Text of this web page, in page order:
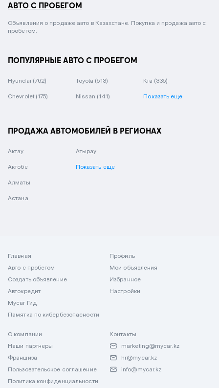
АВТО С ПРОБЕГОМ
Объявления о продаже авто в Казахстане. Покупка и продажа авто с
пробегом.
ПОПУЛЯРНЫЕ АВТО С ПРОБЕГОМ
Hyundai (762) Toyota (513) Kia (335)
Chevrolet (175) Nissan (141) Показать еще
ПРОДАЖА АВТОМОБИЛЕЙ В РЕГИОНАХ
Актау
Актобе
Алматы
Астана
Атырау
Показать еще
Главная
Авто с пробегом
Создать объявление
Автокредит
Mycar Гид
Памятка по кибербезопасности
Профиль
Мои объявления
Избранное
Настройки
О компании
Наши партнеры
Франшиза
Пользовательское соглашение
Политика конфиденциальности
Контакты
marketing@mycar.kz
hr@mycar.kz
info@mycar.kz